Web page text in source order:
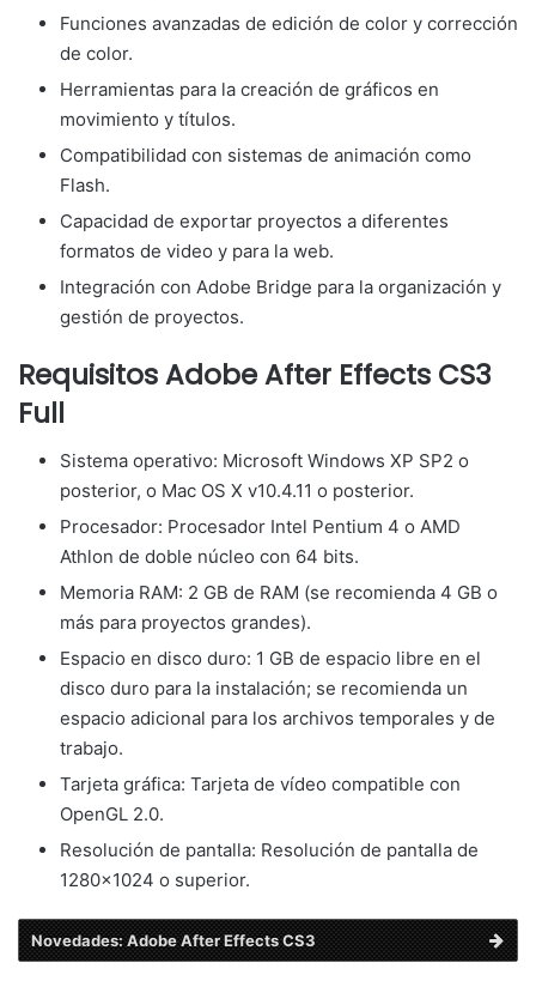
Funciones avanzadas de edición de color y corrección
de color.
Herramientas para la creación de gráficos en
movimiento y títulos.
Compatibilidad con sistemas de animación como
Flash.
Capacidad de exportar proyectos a diferentes
formatos de video y para la web.
Integración con Adobe Bridge para la organización y
gestión de proyectos.
Requisitos Adobe After Effects CS3
Full
Sistema operativo: Microsoft Windows XP SP2 o
posterior, o Mac OS X v10.4.11 o posterior.
Procesador: Procesador Intel Pentium 4 o AMD
Athlon de doble núcleo con 64 bits.
Memoria RAM: 2 GB de RAM (se recomienda 4 GB o
más para proyectos grandes).
Espacio en disco duro: 1 GB de espacio libre en el
disco duro para la instalación; se recomienda un
espacio adicional para los archivos temporales y de
trabajo.
Tarjeta gráfica: Tarjeta de vídeo compatible con
OpenGL 2.0.
Resolución de pantalla: Resolución de pantalla de
1280×1024 o superior.
Novedades: Adobe After Effects CS3